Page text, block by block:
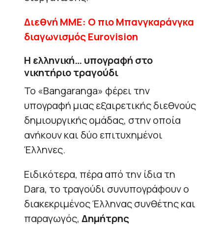
Διεθνή ΜΜΕ: Ο πιο Μπανγκαράνγκα
διαγωνισμός Εurovision
Η ελληνική… υπογραφή στο
νικητήριο τραγούδι
Το «Bangaranga» φέρει την
υπογραφή μιας εξαιρετικής διεθνούς
δημιουργικής ομάδας, στην οποία
ανήκουν και δύο επιτυχημένοι
Έλληνες.
Ειδικότερα, πέρα από την ίδια τη
Dara, το τραγούδι συνυπογράφουν ο
διακεκριμένος Έλληνας συνθέτης και
παραγωγός, Δημήτρης